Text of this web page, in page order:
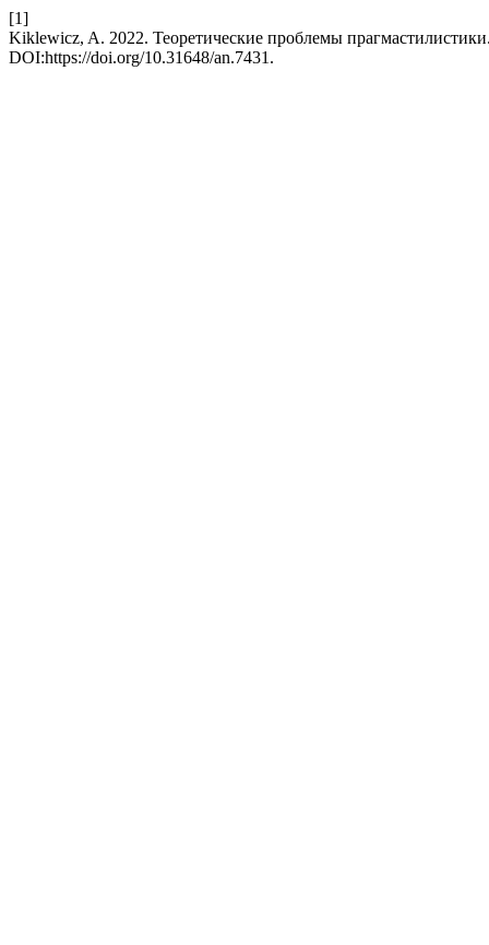
[1]
Kiklewicz, A. 2022. Теоретические проблемы
DOI:https://doi.org/10.31648/an.7431.